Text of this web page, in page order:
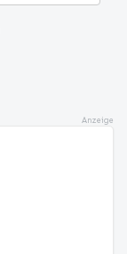
Anzeige